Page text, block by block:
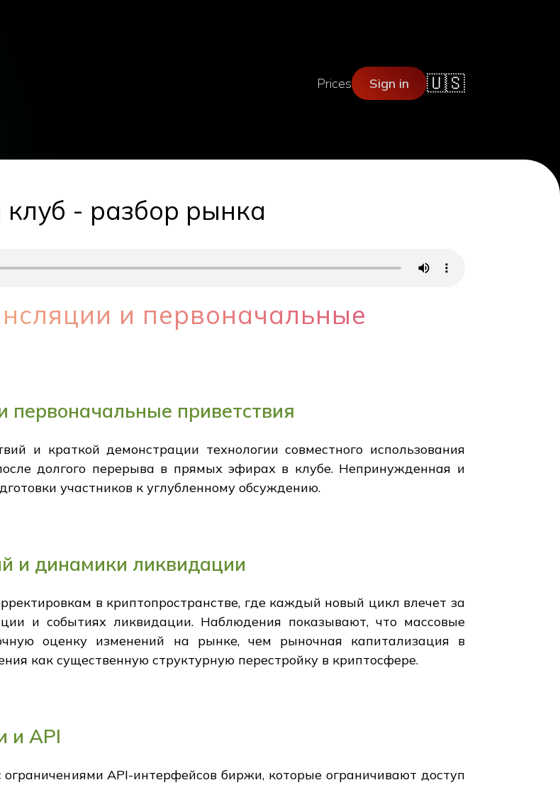
Prices Sign in 🇺🇸
- разбор рынка
и первоначальные
первоначальные приветствия
и краткой демонстрации технологии совместного использования
долгого перерыва в прямых эфирах в клубе. Непринужденная и
участников к углубленному обсуждению.
и динамики ликвидации
в криптопространстве, где каждый новый цикл влечет за
и событиях ликвидации. Наблюдения показывают, что массовые
оценку изменений на рынке, чем рыночная капитализация в
как существенную структурную перестройку в криптосфере.
и API
ограничениями API-интерфейсов биржи, которые ограничивают доступ